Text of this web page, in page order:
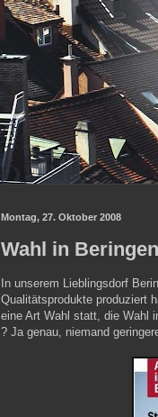
Montag, 27. Oktober 2008
Wahl in
In unserem Lieblingsdorf
Qualitätsprodukte produziert
eine Art Wahl statt, die Wahl
? Ja genau, niemand